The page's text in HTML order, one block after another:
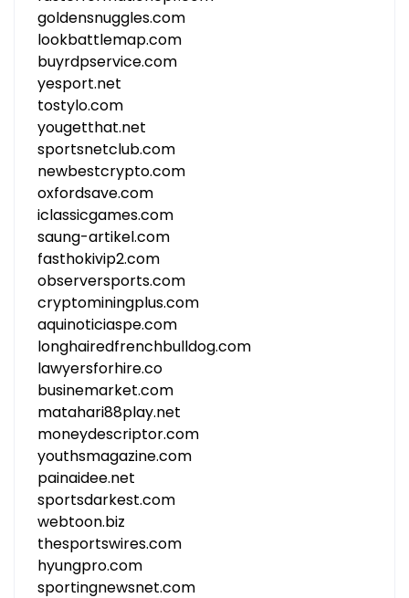
goldensnuggles.com
lookbattlemap.com
buyrdpservice.com
yesport.net
tostylo.com
yougetthat.net
sportsnetclub.com
newbestcrypto.com
oxfordsave.com
iclassicgames.com
saung-artikel.com
fasthokivip2.com
observersports.com
cryptominingplus.com
aquinoticiaspe.com
longhairedfrenchbulldog.com
lawyersforhire.co
businemarket.com
matahari88play.net
moneydescriptor.com
youthsmagazine.com
painaidee.net
sportsdarkest.com
webtoon.biz
thesportswires.com
hyungpro.com
sportingnewsnet.com